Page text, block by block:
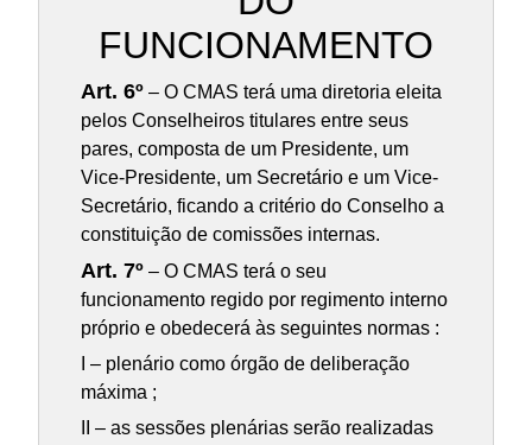
FUNCIONAMENTO
Art. 6º – O CMAS terá uma diretoria eleita
pelos Conselheiros titulares entre seus
pares, composta de um Presidente, um
Vice-Presidente, um Secretário e um Vice-
Secretário, ficando a critério do Conselho a
constituição de comissões internas.
Art. 7º – O CMAS terá o seu
funcionamento regido por regimento interno
próprio e obedecerá às seguintes normas :
I – plenário como órgão de deliberação
máxima ;
II – as sessões plenárias serão realizadas